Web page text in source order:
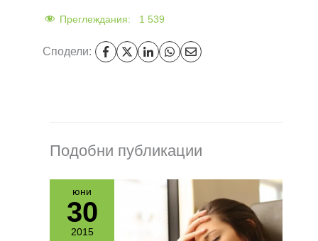
Преглеждания: 1 539
Сподели:
Подобни публикации
юни
30
2015